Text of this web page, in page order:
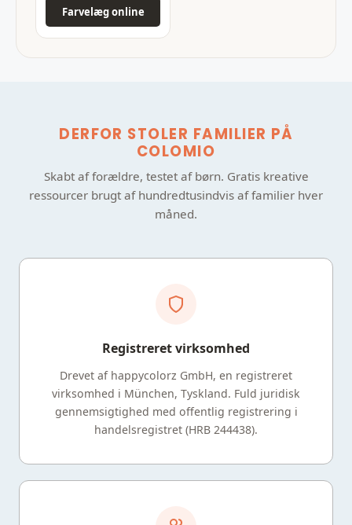
Farvelæg online
DERFOR STOLER FAMILIER PÅ
COLOMIO
Skabt af forældre, testet af børn. Gratis kreative
ressourcer brugt af hundredtusindvis af familier hver
måned.
Registreret virksomhed
Drevet af happycolorz GmbH, en registreret
virksomhed i München, Tyskland. Fuld juridisk
gennemsigtighed med offentlig registrering i
handelsregistret (HRB 244438).